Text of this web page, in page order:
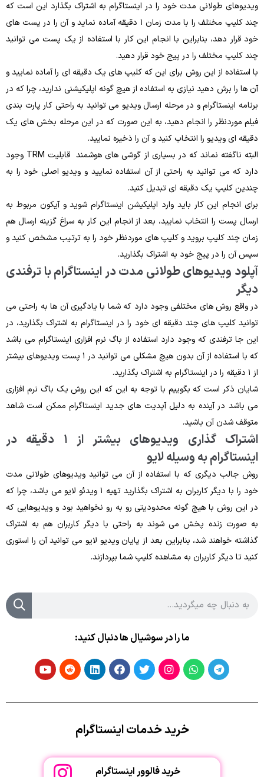
ویدیوهای طولانی‌ مدت خود را در اینستاگرام به اشتراک بگذارد این است که
چند کلیپ مختلف را با مدت‌ زمان ۱ دقیقه آماده نماید و آن را در پست ‌های
خود قرار دهد، بنابراین با انجام این کار با استفاده از یک پست می‌ توانید
چند کلیپ مختلف را در پیج خود قرار دهید.
با استفاده از این روش برای این ‌که کلیپ ‌های یک ‌دقیقه‌ ای را آماده نمایید و
آن‌ ها را برش دهید نیازی به استفاده از هیچ‌ گونه اپلیکیشنی ندارید، چرا که در
برنامه اینستاگرام و در مرحله ارسال ویدیو می‌ توانید به‌ راحتی کار پارت بندی
فیلم موردنظر را انجام دهید، به این صورت که در این مرحله بخش‌ های یک
دقیقه ای ویدیو را انتخاب کنید و آن را ذخیره نمایید.
البته ناگفته نماند که در بسیاری از گوشی‌ های هوشمند قابلیت TRM وجود
دارد که می ‌توانید به‌ راحتی از آن استفاده نمایید و ویدیو اصلی خود را به
چندین کلیپ یک ‌دقیقه ‌ای تبدیل کنید.
برای انجام این کار باید وارد اپلیکیشن اینستاگرام شوید و آیکون مربوط به
ارسال پست را انتخاب نمایید، بعد از انجام این کار به سراغ گزینه‌ ارسال هم‌
زمان چند کلیپ بروید و کلیپ‌ های موردنظر خود را به‌ ترتیب مشخص کنید و
سپس آن را در پیج خود به اشتراک بگذارید.
آپلود ویدیوهای طولانی‌ مدت در اینستاگرام با ترفندی
دیگر
در واقع روش‌ های مختلفی وجود دارد که شما با یادگیری آن‌ ها به‌ راحتی می
‌توانید کلیپ ‌های چند دقیقه‌ ای خود را در اینستاگرام به اشتراک بگذارید، در
این‌ جا ترفندی که وجود دارد استفاده از باگ نرم‌ افزاری اینستاگرام می‌ باشد
که با استفاده از آن بدون هیچ مشکلی می‌ توانید در ۱ پست ویدیوهای بیشتر
از ۱ دقیقه را در اینستاگرام به اشتراک بگذارید.
شایان‌ ذکر است که بگوییم با توجه به این‌ که این روش یک باگ نرم‌ افزاری
می باشد در آینده به دلیل آپدیت های جدید اینستاگرام ممکن است شاهد
متوقف شدن آن باشید.
اشتراک‌ گذاری ویدیوهای بیشتر از ۱ دقیقه در
اینستاگرام به وسیله لایو
روش جالب دیگری که با استفاده از آن می‌ توانید ویدیوهای طولانی ‌مدت
خود را با دیگر کاربران به اشتراک بگذارید تهیه ۱ ویدئو لایو می ‌باشد، چرا که
در این روش با هیچ ‌گونه محدودیتی رو به رو نخواهید بود و ویدیوهایی که
به‌ صورت زنده پخش می‌ شوند به‌ راحتی با دیگر کاربران هم به اشتراک
گذاشته خواهند شد، بنابراین بعد از پایان ویدیو لایو می ‌توانید آن را استوری
کنید تا دیگر کاربران به مشاهده کلیپ شما بپردازند.
ما را در سوشیال ها دنبال کنید:
خرید خدمات اینستاگرام
خرید فالوور اینستاگرام